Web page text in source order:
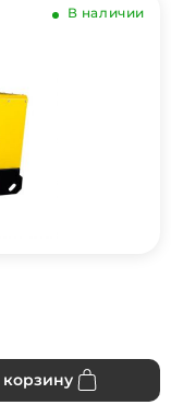
В наличии
корзину